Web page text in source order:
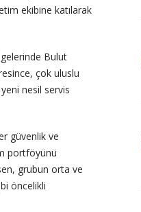
ekibine katılarak
Bulut
çok uluslu
nesil servis
güvenlik ve
portföyünü
grubun orta ve
öncelikli